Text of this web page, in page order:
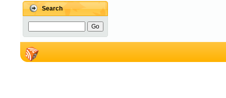
Search